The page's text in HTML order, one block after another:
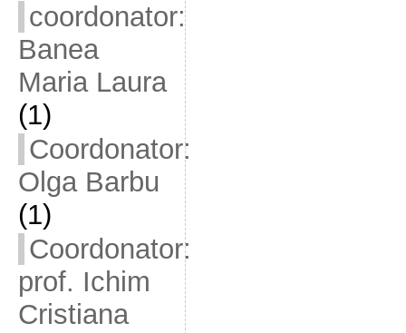
coordonator:
Banea
Maria Laura
(1)
Coordonator:
Olga Barbu
(1)
Coordonator:
prof. Ichim
Cristiana